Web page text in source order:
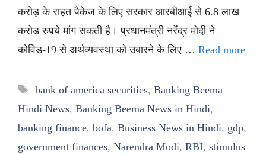
करोड़ के राहत पैकेज के लिए सरकार आरबीआई से 6.8 लाख
करोड़ रुपये मांग सकती है। प्रधानमंत्री नरेंद्र मोदी ने
कोविड-19 से अर्थव्यवस्था को उबारने के लिए … Read more
Tags
bank of america securities, Banking Beema
Hindi News, Banking Beema News in Hindi,
banking finance, bofa, Business News in Hindi, gdp,
government finances, Narendra Modi, RBI, stimulus